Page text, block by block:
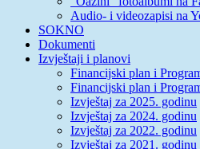
Audio- i videozapisi na
SOKNO
Dokumenti
Izvještaji i planovi
Financijski plan i
Financijski plan i
Izvještaj za 2025. godinu
Izvještaj za 2024. godinu
Izvještaj za 2022. godinu
Izvještaj za 2021. godinu